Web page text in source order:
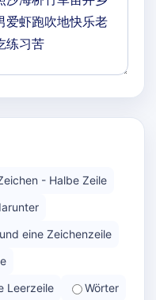
- Halbe Zeile
eine Zeichenzeile
Leerzeile
Wörter